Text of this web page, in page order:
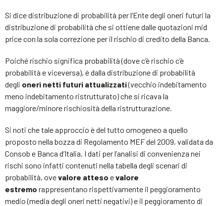
Si dice distribuzione di probabilità per l‘Ente degli oneri futuri la
distribuzione di probabilità che si ottiene dalle quotazioni mid
price con la sola correzione per il rischio di credito della Banca.
Poiché rischio significa probabilità (dove c’è rischio c’è
probabilità e viceversa), è dalla distribuzione di probabilità
degli oneri netti futuri attualizzati(vecchio indebitamento
meno indebitamento ristrutturato) che si ricava la
maggiore/minore rischiosità della ristrutturazione.
Si noti che tale approccio è del tutto omogeneo a quello
proposto nella bozza di Regolamento MEF del 2009, validata da
Consob e Banca d’Italia. I dati per l’analisi di convenienza nei
rischi sono infatti contenuti nella tabella degli scenari di
probabilità, ovevalore atteso evalore
estremo rappresentano rispettivamente il peggioramento
medio (media degli oneri netti negativi) e il peggioramento di